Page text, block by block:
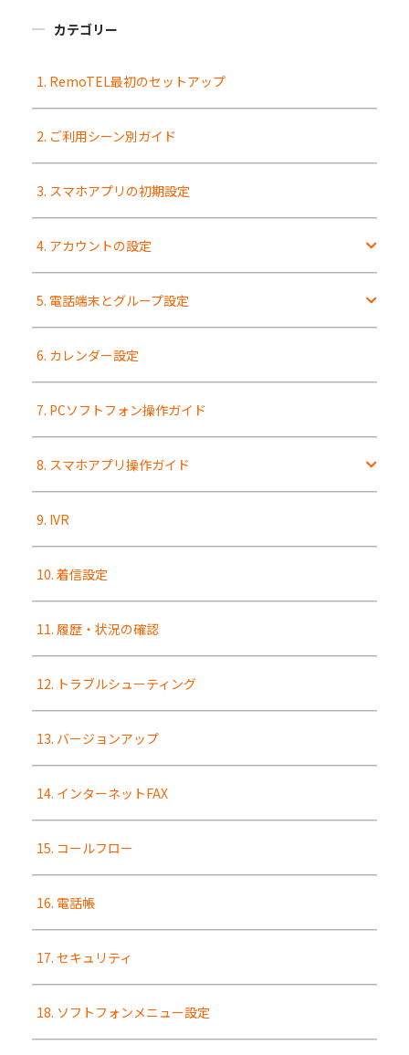
カテゴリー
1. RemoTEL最初のセットアップ
2. ご利用シーン別ガイド
3. スマホアプリの初期設定
4. アカウントの設定
5. 電話端末とグループ設定
6. カレンダー設定
7. PCソフトフォン操作ガイド
8. スマホアプリ操作ガイド
9. IVR
10. 着信設定
11. 履歴・状況の確認
12. トラブルシューティング
13. バージョンアップ
14. インターネットFAX
15. コールフロー
16. 電話帳
17. セキュリティ
18. ソフトフォンメニュー設定